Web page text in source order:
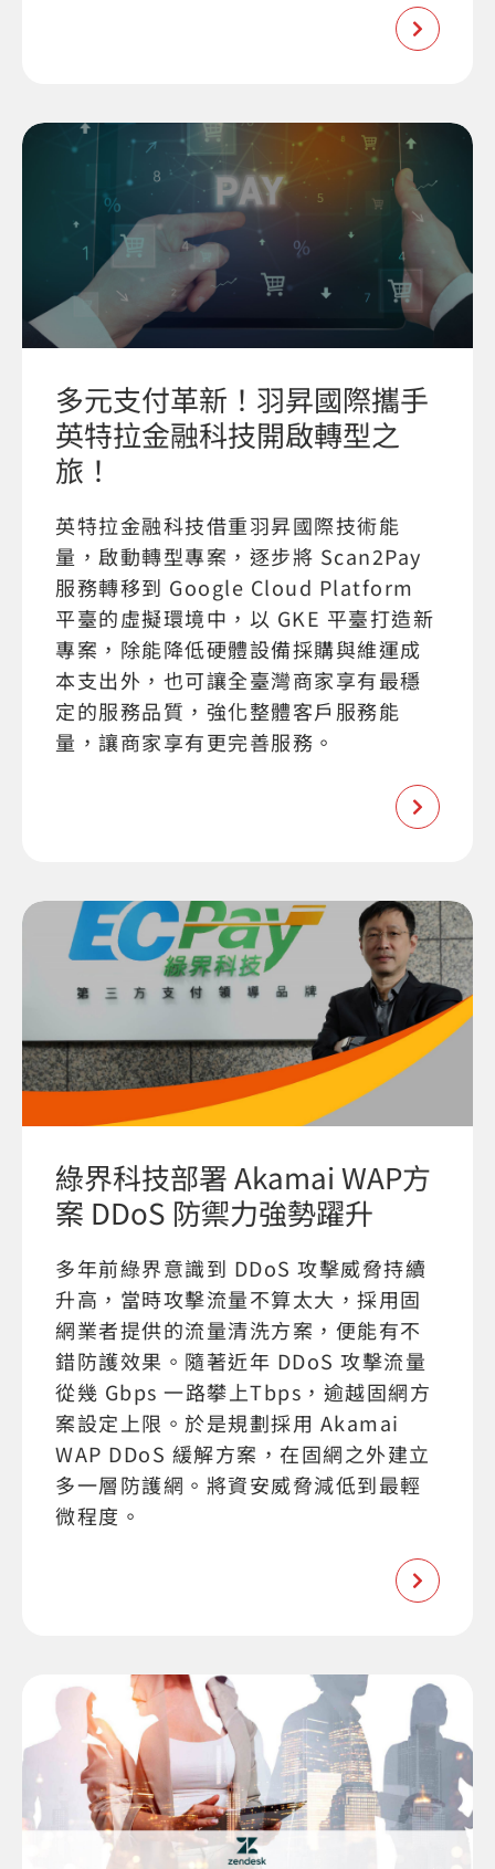
多元支付革新！羽昇國際攜手
英特拉金融科技開啟轉型之
旅！
英特拉金融科技借重羽昇國際技術能
量，啟動轉型專案，逐步將 Scan2Pay
服務轉移到 Google Cloud Platform
平臺的虛擬環境中，以 GKE 平臺打造新
專案，除能降低硬體設備採購與維運成
本支出外，也可讓全臺灣商家享有最穩
定的服務品質，強化整體客戶服務能
量，讓商家享有更完善服務。
綠界科技部署 Akamai WAP方
案 DDoS 防禦力強勢躍升
多年前綠界意識到 DDoS 攻擊威脅持續
升高，當時攻擊流量不算太大，採用固
網業者提供的流量清洗方案，便能有不
錯防護效果。隨著近年 DDoS 攻擊流量
從幾 Gbps 一路攀上Tbps，逾越固網方
案設定上限。於是規劃採用 Akamai
WAP DDoS 緩解方案，在固網之外建立
多一層防護網。將資安威脅減低到最輕
微程度。